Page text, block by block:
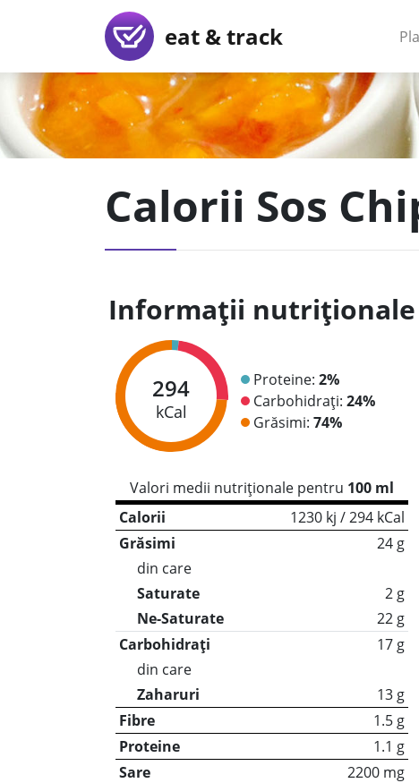
eat & track
Calorii Sos
Informații nutriționale
294
kCal
Proteine: 2%
Carbohidrați: 24%
Grăsimi: 74%
Valori medii nutriționale pentru 100 ml
Calorii
1230 kj / 294 kCal
Grăsimi
24 g
din care
Saturate
2 g
Ne-Saturate
22 g
Carbohidrați
17 g
din care
Zaharuri
13 g
Fibre
1.5 g
Proteine
1.1 g
Sare
2200 mg